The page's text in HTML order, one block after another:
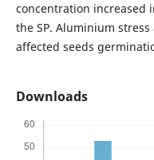
concentration increased
the SP. Aluminium
affected seeds
Downloads